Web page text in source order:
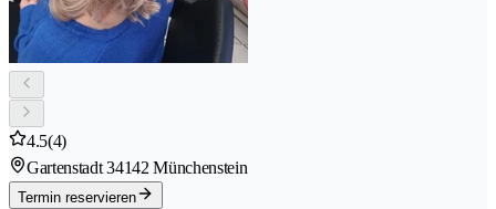
4.5(4)
Gartenstadt 34142 Münchenstein
Termin reservieren